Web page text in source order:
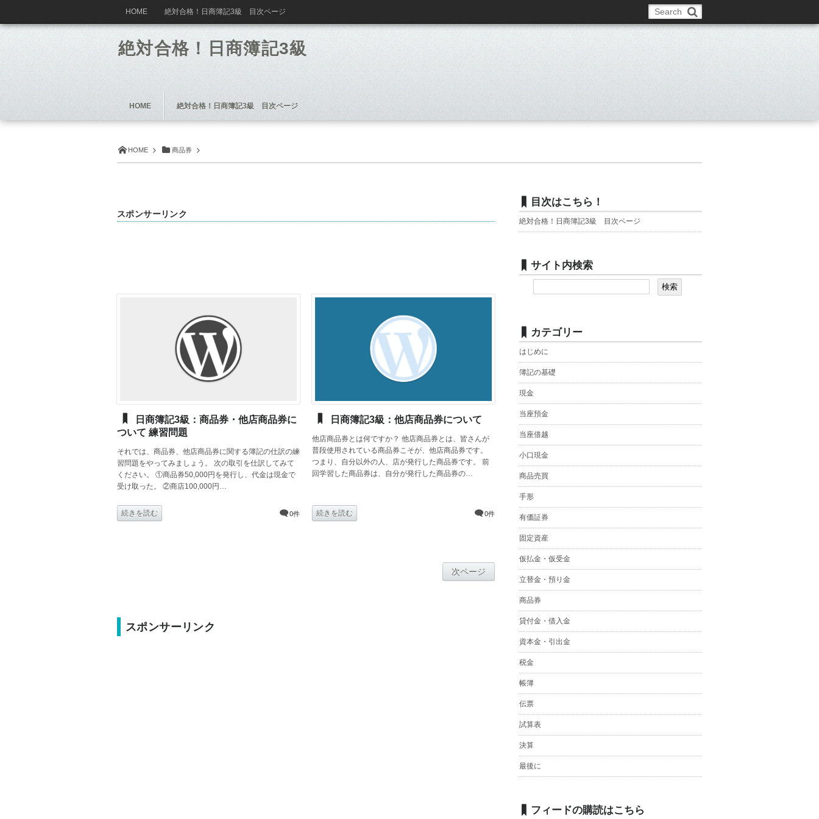
絶対合格！日商簿記3級
HOME 商品券
スポンサーリンク
日商簿記3級：商品券・他店商品券に
ついて 練習問題
それでは、商品券、他店商品券に関する簿記の仕訳の練
習問題をやってみましょう。 次の取引を仕訳してみて
ください。 ①商品券50,000円を発行し、代金は現金で
受け取った。 ②商店100,000円…
続きを読む 0件
日商簿記3級：他店商品券について
他店商品券とは何ですか？ 他店商品券とは、皆さんが
普段使用されている商品券こそが、他店商品券です。
つまり、自分以外の人、店が発行した商品券です。 前
回学習した商品券は、自分が発行した商品券の…
続きを読む 0件
次ページ
スポンサーリンク
目次はこちら！
絶対合格！日商簿記3級 目次ページ
サイト内検索
カテゴリー
はじめに
簿記の基礎
現金
当座預金
当座借越
小口現金
商品売買
手形
有価証券
固定資産
仮払金・仮受金
立替金・預り金
商品券
貸付金・借入金
資本金・引出金
税金
帳簿
伝票
試算表
決算
最後に
フィードの購読はこちら
HOME 絶対合格！日商簿記3級 目次ページ
HOME 絶対合格！日商簿記3級 目次ページ